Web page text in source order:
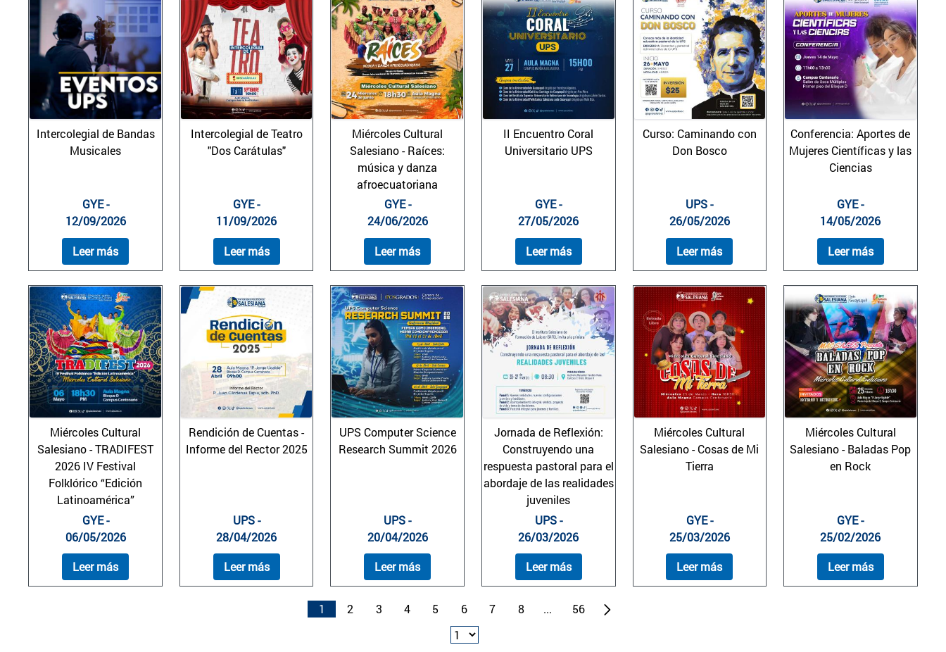
Intercolegial de Bandas
Musicales
GYE -
12/09/2026
Leer más
Intercolegial de Teatro
"Dos Carátulas"
GYE -
11/09/2026
Leer más
Miércoles Cultural
Salesiano - Raíces:
música y danza
afroecuatoriana
GYE -
24/06/2026
Leer más
II Encuentro Coral
Universitario UPS
GYE -
27/05/2026
Leer más
Curso: Caminando con
Don Bosco
UPS -
26/05/2026
Leer más
Conferencia: Aportes de
Mujeres Científicas y las
Ciencias
GYE -
14/05/2026
Leer más
Miércoles Cultural
Salesiano - TRADIFEST
2026 IV Festival
Folklórico “Edición
Latinoamérica”
GYE -
06/05/2026
Leer más
Rendición de Cuentas -
Informe del Rector 2025
UPS -
28/04/2026
Leer más
UPS Computer Science
Research Summit 2026
UPS -
20/04/2026
Leer más
Jornada de Reflexión:
Construyendo una
respuesta pastoral para el
abordaje de las realidades
juveniles
UPS -
26/03/2026
Leer más
Miércoles Cultural
Salesiano - Cosas de Mi
Tierra
GYE -
25/03/2026
Leer más
Miércoles Cultural
Salesiano - Baladas Pop
en Rock
GYE -
25/02/2026
Leer más
1 2 3 4 5 6 7 8 ... 56